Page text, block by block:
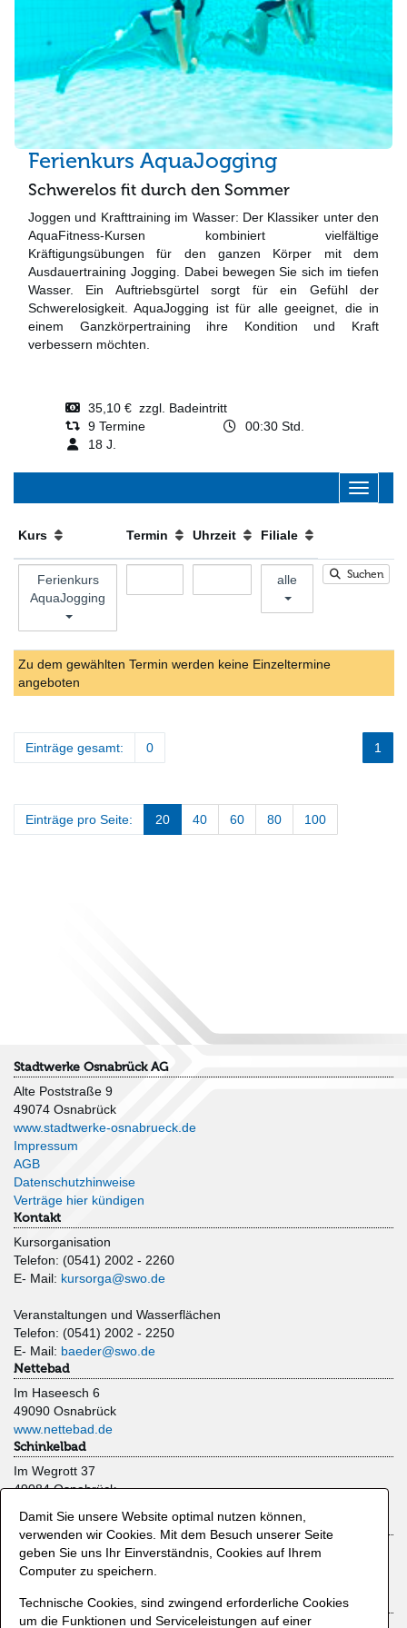
Ferienkurs AquaJogging
Schwerelos fit durch den Sommer
Joggen und Krafttraining im Wasser: Der Klassiker unter den
AquaFitness-Kursen kombiniert vielfältige
Kräftigungsübungen für den ganzen Körper mit dem
Ausdauertraining Jogging. Dabei bewegen Sie sich im tiefen
Wasser. Ein Auftriebsgürtel sorgt für ein Gefühl der
Schwerelosigkeit. AquaJogging ist für alle geeignet, die in
einem Ganzkörpertraining ihre Kondition und Kraft
verbessern möchten.
35,10 € zzgl. Badeintritt
9 Termine
00:30 Std.
18 J.
Kurs Termin Uhrzeit Filiale
Ferienkurs
AquaJogging
Suchen
Zu dem gewählten Termin werden keine Einzeltermine
angeboten
1
Einträge gesamt: 0
Einträge pro Seite: 20 40 60 80 100
Stadtwerke Osnabrück AG
Alte Poststraße 9
49074 Osnabrück
www.stadtwerke-osnabrueck.de
Impressum
AGB
Datenschutzhinweise
Verträge hier kündigen
Kontakt
Kursorganisation
Telefon: (0541) 2002 - 2260
E- Mail: kursorga@swo.de
Veranstaltungen und Wasserflächen
Telefon: (0541) 2002 - 2250
E- Mail: baeder@swo.de
Nettebad
Im Haseesch 6
49090 Osnabrück
www.nettebad.de
Schinkelbad
Im Wegrott 37
49084 Osnabrück
Moskaubad
Limberger Straße 47
49080 Osnabrück
Zahlmethoden
Damit Sie unsere Website optimal nutzen können,
verwenden wir Cookies. Mit dem Besuch unserer Seite
geben Sie uns Ihr Einverständnis, Cookies auf Ihrem
Computer zu speichern.
Technische Cookies, sind zwingend erforderliche Cookies
um die Funktionen und Serviceleistungen auf einer